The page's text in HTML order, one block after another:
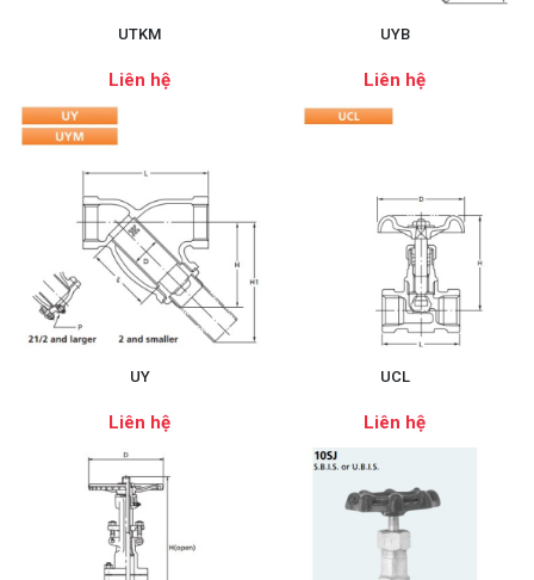
UTKM
Liên hệ
UYB
Liên hệ
UY
Liên hệ
UCL
Liên hệ